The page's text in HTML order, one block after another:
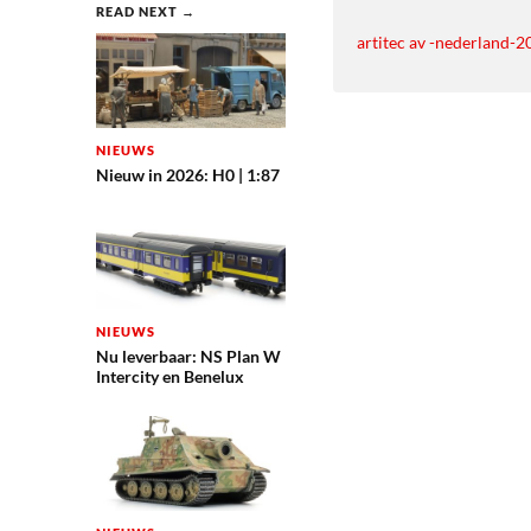
READ NEXT →
NIEUWS
Nieuw in 2026: H0 | 1:87
NIEUWS
Nu leverbaar: NS Plan W
Intercity en Benelux
artitec av -nederland-